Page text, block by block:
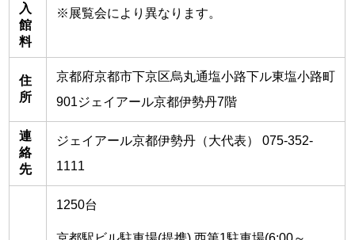
入
館
料
※展覧会により異なります。
住
所
京都府京都市下京区烏丸通塩小路下ル東塩小路町
901ジェイアール京都伊勢丹7階
連
絡
先
ジェイアール京都伊勢丹（大代表） 075-352-
1111
1250台